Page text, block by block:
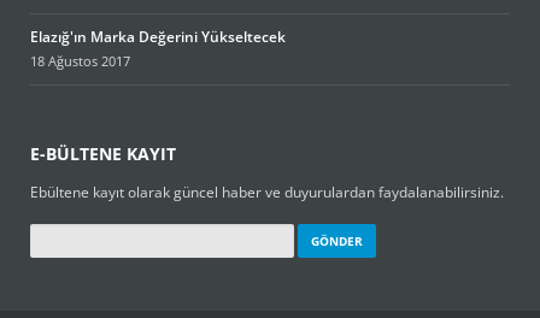
Elazığ'ın Marka Değerini Yükseltecek
18 Ağustos 2017
E-BÜLTENE KAYIT
Ebültene kayıt olarak güncel haber ve duyurulardan faydalanabilirsiniz.